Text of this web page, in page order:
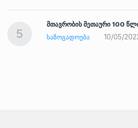
5
მთავრობის მეთაური 100
ᲡᲐᲖᲝᲒᲐᲓᲝᲔᲑᲐ
10/05/